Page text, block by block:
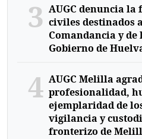
3 AUGC denuncia la
civiles destinados
Comandancia y de
Gobierno de
4 AUGC Melilla
profesionalidad,
ejemplaridad de
vigilancia y
fronterizo de